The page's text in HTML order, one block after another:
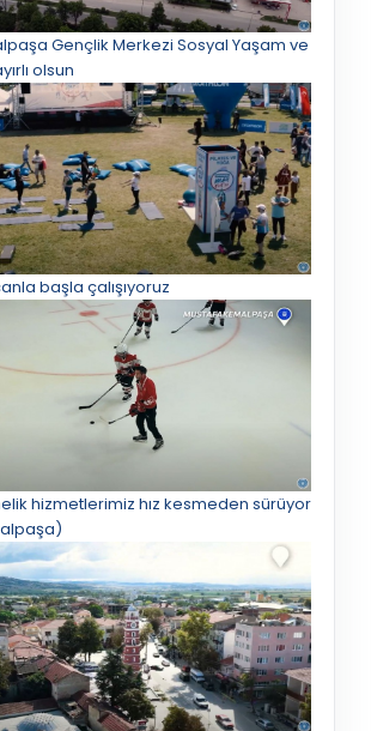
Gençlik Merkezi Sosyal Yaşam ve
olsun
başla çalışıyoruz
hizmetlerimiz hız kesmeden sürüyor